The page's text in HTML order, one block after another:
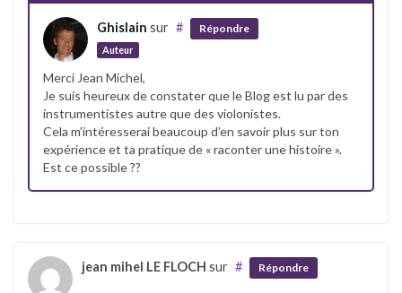
Ghislain sur
Auteur
# Répondre
Merci Jean Michel,
Je suis heureux de constater que le Blog est lu par des
instrumentistes autre que des violonistes.
Cela m’intéresserai beaucoup d’en savoir plus sur ton
expérience et ta pratique de « raconter une histoire ».
Est ce possible ??
jean mihel LE FLOCH sur # Répondre